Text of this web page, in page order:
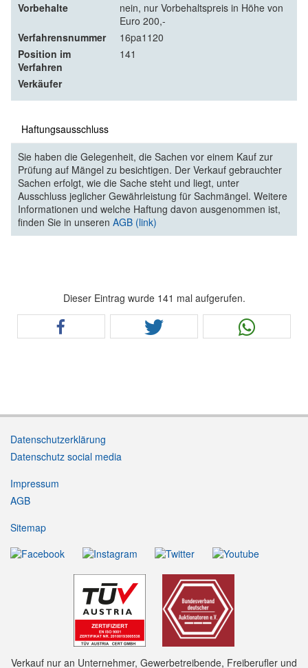
Vorbehalte
nein, nur Vorbehaltspreis in Höhe von
Euro 200,-
Verfahrensnummer
16pa1120
Position im
Verfahren
141
Verkäufer
Haftungsausschluss
Sie haben die Gelegenheit, die Sachen vor einem Kauf zur
Prüfung auf Mängel zu besichtigen. Der Verkauf gebrauchter
Sachen erfolgt, wie die Sache steht und liegt, unter
Ausschluss jeglicher Gewährleistung für Sachmängel. Weitere
Informationen und welche Haftung davon ausgenommen ist,
finden Sie in unseren AGB (link)
Dieser Eintrag wurde 141 mal aufgerufen.
Datenschutzerklärung
Datenschutz social media
Impressum
AGB
Sitemap
Verkauf nur an Unternehmer, Gewerbetreibende, Freiberufler und